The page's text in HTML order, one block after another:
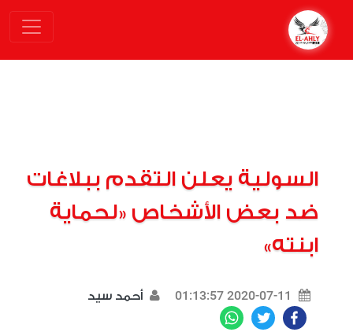
السولية يعلن التقدم ببلاغات
ضد بعض الأشخاص «لحماية
ابنته»
2020-07-11 01:13:57 أحمد سيد
Facebook
Twitter